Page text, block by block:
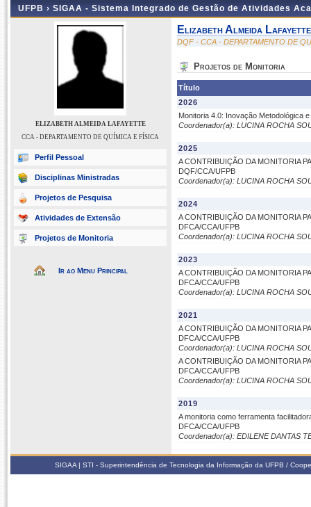
UFPB › SIGAA - Sistema Integrado de Gestão de Atividades
ELIZABETH ALMEIDA LAFAYETTE
CCA - DEPARTAMENTO DE QUÍMICA E FÍSICA
Perfil Pessoal
Disciplinas Ministradas
Projetos de Pesquisa
Atividades de Extensão
Projetos de Monitoria
Ir ao Menu Principal
Elizabeth Almeida Lafayette
DQF - CCA - DEPARTAMENTO DE
Projetos de Monitoria
Título
2026
Monitoria 4.0: Inovação Metodológica
Coordenador(a): LUCINA ROCHA
2025
A CONTRIBUIÇÃO DA MONITORIA
DQF/CCA/UFPB
Coordenador(a): LUCINA ROCHA
2024
A CONTRIBUIÇÃO DA MONITORIA
DFCA/CCA/UFPB
Coordenador(a): LUCINA ROCHA
2023
A CONTRIBUIÇÃO DA MONITORIA
DFCA/CCA/UFPB
Coordenador(a): LUCINA ROCHA
2021
A CONTRIBUIÇÃO DA MONITORIA
DFCA/CCA/UFPB
Coordenador(a): LUCINA ROCHA
A CONTRIBUIÇÃO DA MONITORIA
DFCA/CCA/UFPB
Coordenador(a): LUCINA ROCHA
2019
A monitoria como ferramenta
DFCA/CCA/UFPB
Coordenador(a): EDILENE DANTAS
SIGAA | STI - Superintendência de Tecnologia da Informação da UFPB /